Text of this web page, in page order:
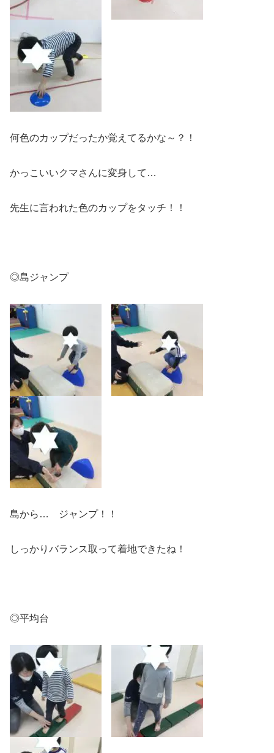
何色のカップだったか覚えてるかな～？！
かっこいいクマさんに変身して…
先生に言われた色のカップをタッチ！！
◎島ジャンプ
島から… ジャンプ！！
しっかりバランス取って着地できたね！
◎平均台